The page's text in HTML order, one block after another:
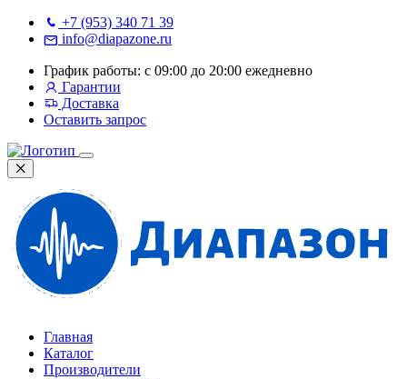
+7 (953) 340 71 39
info@diapazone.ru
График работы: с 09:00 до 20:00 ежедневно
Гарантии
Доставка
Оставить запрос
Главная
Каталог
Производители